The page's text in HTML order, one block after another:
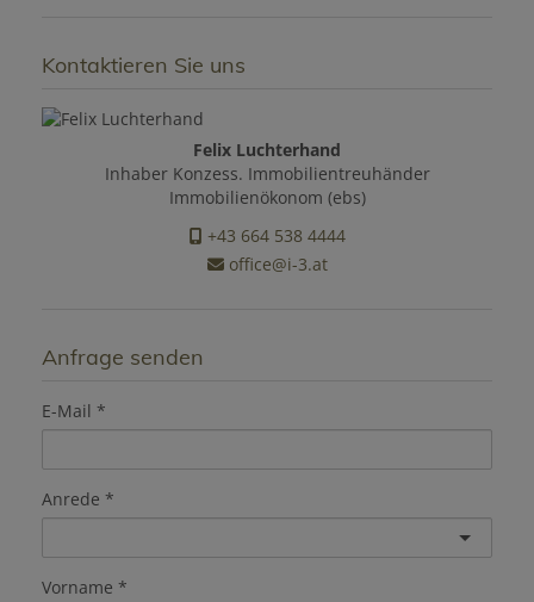
Kontaktieren Sie uns
Felix Luchterhand
Inhaber Konzess. Immobilientreuhänder
Immobilienökonom (ebs)
+43 664 538 4444
office@i-3.at
Anfrage senden
E-Mail
Anrede
Vorname